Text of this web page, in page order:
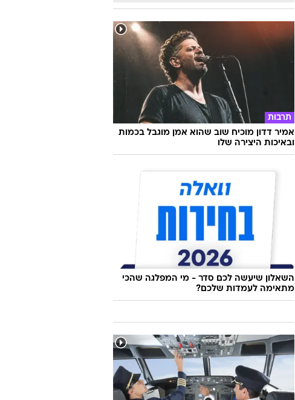
תרבות
אמיר דדון מוכיח שוב שהוא אמן מוגבל בכמות
ובאיכות היצירה שלו
השאלון שיעשה לכם סדר - מי המפלגה שהכי
מתאימה לעמדות שלכם?